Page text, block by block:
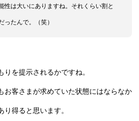
性は大いにありますね。それくらい割と
ったんで。（笑）
を提示されるかですね。
お客さまが求めていた状態にはならなか
り得ると思います。